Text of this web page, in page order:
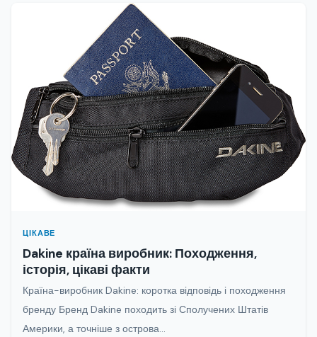
ЦІКАВЕ
Dakine країна виробник: Походження,
історія, цікаві факти
Країна-виробник Dakine: коротка відповідь і походження
бренду Бренд Dakine походить зі Сполучених Штатів
Америки, а точніше з острова...